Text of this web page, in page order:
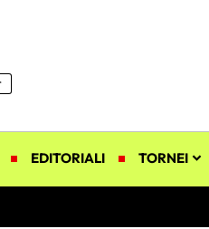
EDITORIALI TORNEI